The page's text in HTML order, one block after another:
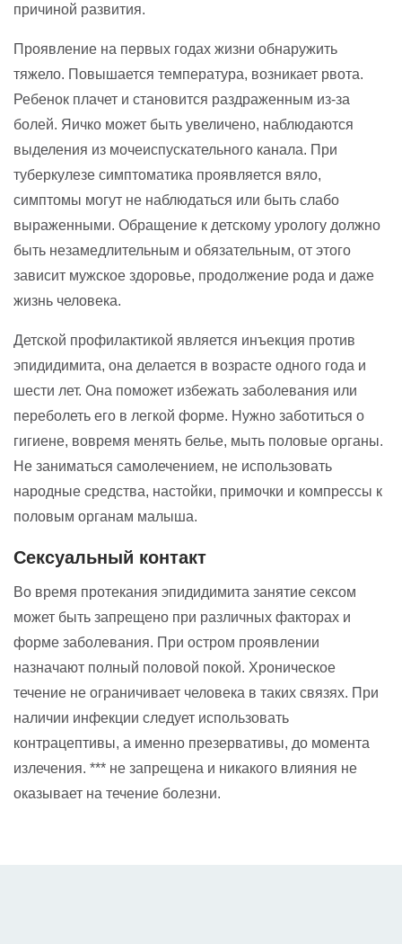
причиной развития.
Проявление на первых годах жизни обнаружить
тяжело. Повышается температура, возникает рвота.
Ребенок плачет и становится раздраженным из-за
болей. Яичко может быть увеличено, наблюдаются
выделения из мочеиспускательного канала. При
туберкулезе симптоматика проявляется вяло,
симптомы могут не наблюдаться или быть слабо
выраженными. Обращение к детскому урологу должно
быть незамедлительным и обязательным, от этого
зависит мужское здоровье, продолжение рода и даже
жизнь человека.
Детской профилактикой является инъекция против
эпидидимита, она делается в возрасте одного года и
шести лет. Она поможет избежать заболевания или
переболеть его в легкой форме. Нужно заботиться о
гигиене, вовремя менять белье, мыть половые органы.
Не заниматься самолечением, не использовать
народные средства, настойки, примочки и компрессы к
половым органам малыша.
Сексуальный контакт
Во время протекания эпидидимита занятие сексом
может быть запрещено при различных факторах и
форме заболевания. При остром проявлении
назначают полный половой покой. Хроническое
течение не ограничивает человека в таких связях. При
наличии инфекции следует использовать
контрацептивы, а именно презервативы, до момента
излечения. *** не запрещена и никакого влияния не
оказывает на течение болезни.